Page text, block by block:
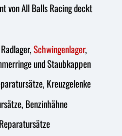
von All Balls Racing deckt
Schwingenlager,
und Staubkappen
Kreuzgelenke
Benzinhähne